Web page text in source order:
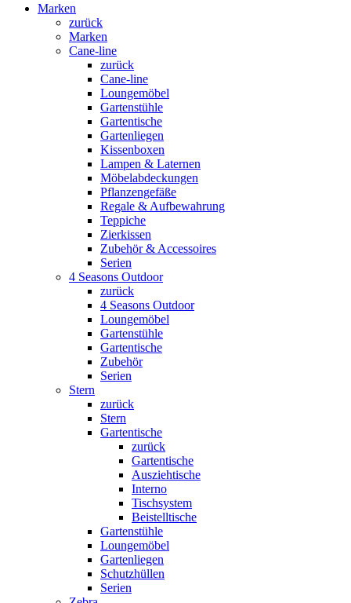
Marken
zurück
Marken
Cane-line
zurück
Cane-line
Loungemöbel
Gartenstühle
Gartentische
Gartenliegen
Kissenboxen
Lampen & Laternen
Möbelabdeckungen
Pflanzengefäße
Regale & Aufbewahrung
Teppiche
Zierkissen
Zubehör & Accessoires
Serien
4 Seasons Outdoor
zurück
4 Seasons Outdoor
Loungemöbel
Gartenstühle
Gartentische
Zubehör
Serien
Stern
zurück
Stern
Gartentische
zurück
Gartentische
Ausziehtische
Interno
Tischsystem
Beistelltische
Gartenstühle
Loungemöbel
Gartenliegen
Schutzhüllen
Serien